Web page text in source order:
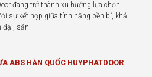
đang trở thành xu hướng lựa chọn
sự kết hợp giữa tính năng bền bỉ, khả
đại, sản
ABS HÀN QUỐC HUYPHATDOOR